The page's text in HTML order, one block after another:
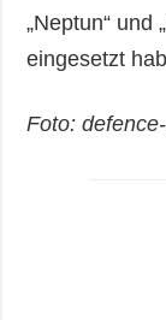
„Neptun“ und
eingesetzt
Foto: